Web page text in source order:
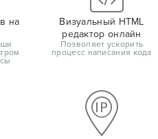
на
Визуальный HTML
редактор онлайн
Позволяет ускорить
процесс написания кода